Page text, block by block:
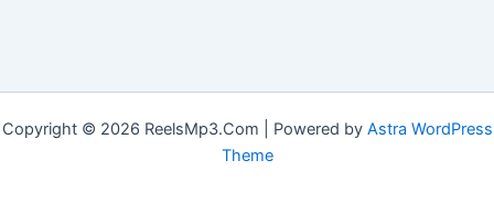
Copyright © 2026 ReelsMp3.Com | Powered by Astra WordPress
Theme